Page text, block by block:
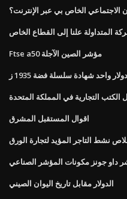
الخاص بي عبر الإنترنت؟
المتداولة علنا ​​إلى القطاع الخاص
Ftse a50 مؤشر الصين الآجلة
دولار واحد شهادة سلسلة فضة 1935 ز
الكتب التجارية في المملكة المتحدة
اقوال المستقبل المشرق
نشط التاجر المؤيد لتجارة الورق
داو جونز مكونات المؤشر الصناعي
الدولار مقابل تاريخ اليوان الصيني